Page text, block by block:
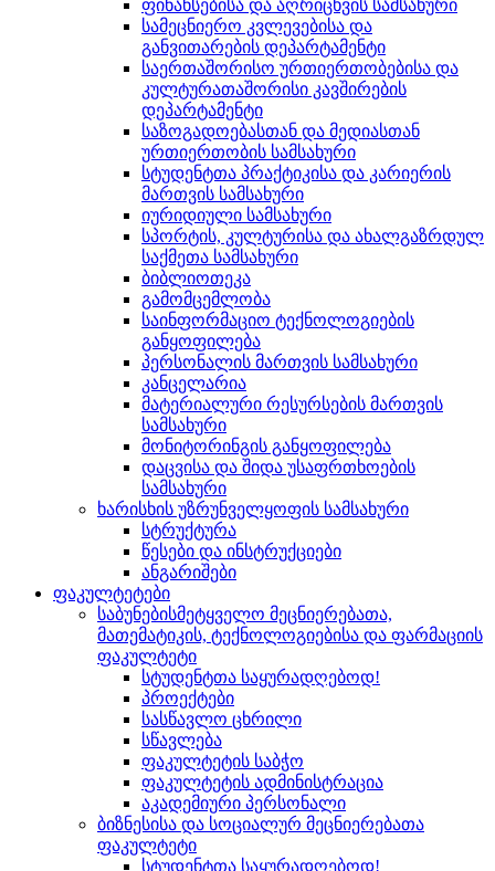
ფინანსებისა და აღრიცხვის სამსახური
სამეცნიერო კვლევებისა და
განვითარების დეპარტამენტი
საერთაშორისო ურთიერთობებისა და
კულტურათაშორისი კავშირების
დეპარტამენტი
საზოგადოებასთან და მედიასთან
ურთიერთობის სამსახური
სტუდენტთა პრაქტიკისა და კარიერის
მართვის სამსახური
იურიდიული სამსახური
სპორტის, კულტურისა და ახალგაზრდულ
საქმეთა სამსახური
ბიბლიოთეკა
გამომცემლობა
საინფორმაციო ტექნოლოგიების
განყოფილება
პერსონალის მართვის სამსახური
კანცელარია
მატერიალური რესურსების მართვის
სამსახური
მონიტორინგის განყოფილება
დაცვისა და შიდა უსაფრთხოების
სამსახური
ხარისხის უზრუნველყოფის სამსახური
სტრუქტურა
წესები და ინსტრუქციები
ანგარიშები
ფაკულტეტები
საბუნებისმეტყველო მეცნიერებათა,
მათემატიკის, ტექნოლოგიებისა და ფარმაციის
ფაკულტეტი
სტუდენტთა საყურადღებოდ!
პროექტები
სასწავლო ცხრილი
სწავლება
ფაკულტეტის საბჭო
ფაკულტეტის ადმინისტრაცია
აკადემიური პერსონალი
ბიზნესისა და სოციალურ მეცნიერებათა
ფაკულტეტი
სტუდენტთა საყურადღებოდ!